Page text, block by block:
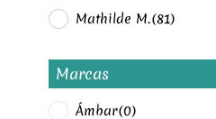
Mathilde M.(81)
Marcas
Ámbar(0)